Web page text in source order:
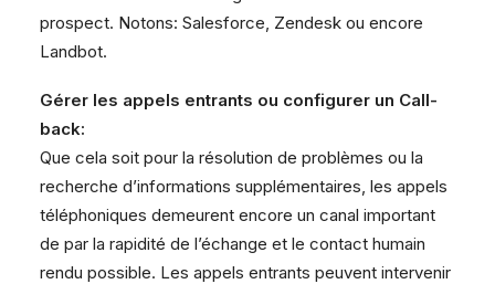
prospect. Notons: Salesforce, Zendesk ou encore
Landbot.
Gérer les appels entrants ou configurer un Call-
back:
Que cela soit pour la résolution de problèmes ou la
recherche d’informations supplémentaires, les appels
téléphoniques demeurent encore un canal important
de par la rapidité de l’échange et le contact humain
rendu possible. Les appels entrants peuvent intervenir